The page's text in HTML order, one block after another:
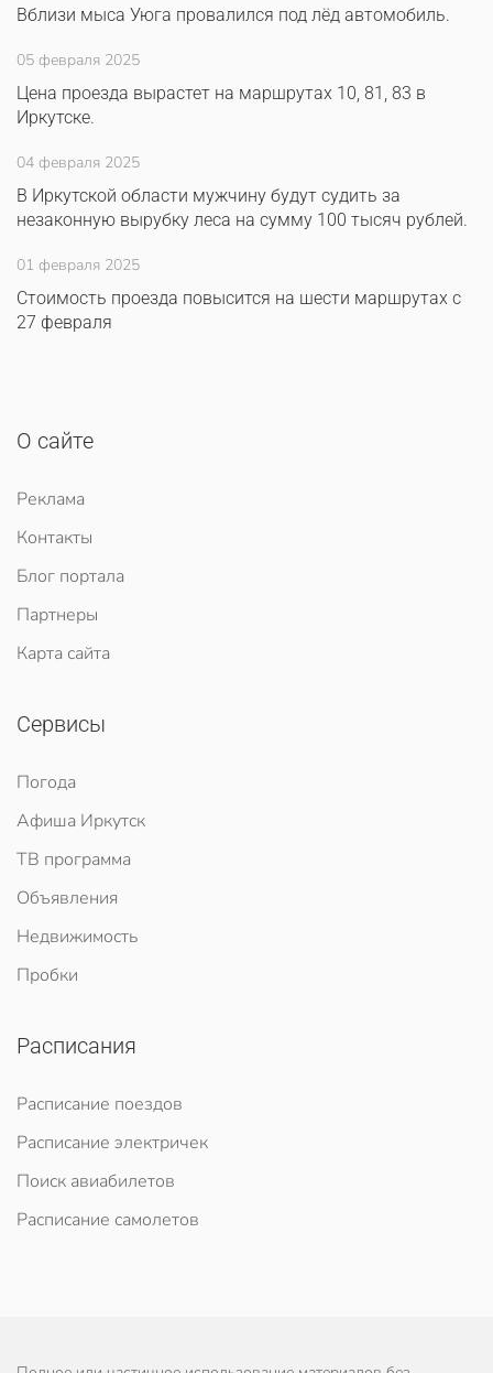
Вблизи мыса Уюга провалился под лёд автомобиль.
05 февраля 2025
Цена проезда вырастет на маршрутах 10, 81, 83 в
Иркутске.
04 февраля 2025
В Иркутской области мужчину будут судить за
незаконную вырубку леса на сумму 100 тысяч рублей.
01 февраля 2025
Стоимость проезда повысится на шести маршрутах с
27 февраля
О сайте
Реклама
Контакты
Блог портала
Партнеры
Карта сайта
Сервисы
Погода
Афиша Иркутск
ТВ программа
Объявления
Недвижимость
Пробки
Расписания
Расписание поездов
Расписание электричек
Поиск авиабилетов
Расписание самолетов